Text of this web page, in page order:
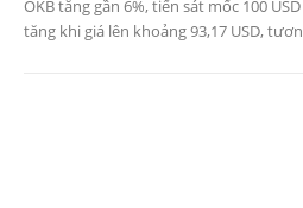
OKB tăng gần 6%, tiến sát mốc 100
tăng khi giá lên khoảng 93,17 USD,